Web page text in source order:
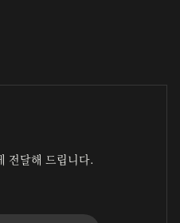
전달해 드립니다.